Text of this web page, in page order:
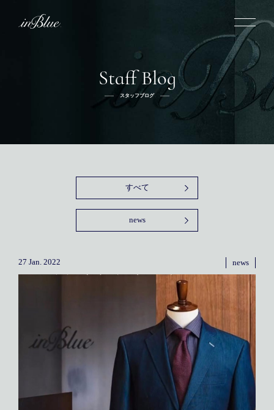
inBlueについて
ヒストリー
こだわり
ふるさと納税 デニムシャツ
お手入れ
リボーン インタビュー
社長ブログ
採用情報
新卒採用
会社情報
Staff Blog
スタッフブログ
すべて
news
27 Jan. 2022 news